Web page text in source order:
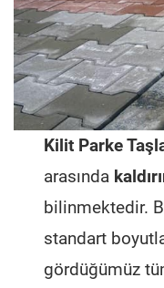
Kilit Parke
arasında
bilinmektedir.
standart
gördüğümüz